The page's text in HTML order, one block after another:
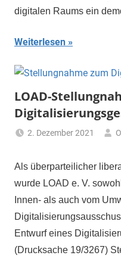
digitalen Raums ein
Weiterlesen
LOAD-
2. Dezember 2021
Als überparteilicher
wurde LOAD e. V.
Innen- als auch vom
Entwurf eines
(Drucksache 19/3267)